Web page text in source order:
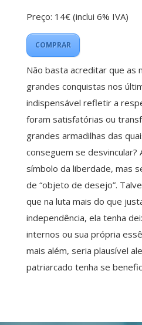
Preço: 14€ (inclui 6% IVA)
COMPRAR
Não basta acreditar que as
grandes conquistas nos
indispensável refletir a
foram satisfatórias ou
grandes armadilhas das
conseguem se desvincular?
símbolo da liberdade, mas
de “objeto de desejo”.
que na luta mais do que
independência, ela tenha
internos ou sua própria
mais além, seria plausível
patriarcado tenha se